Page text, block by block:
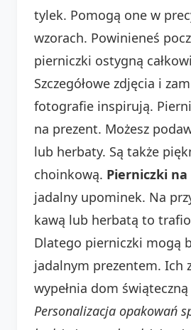
tylek. Pomogą one w
wzorach. Powinieneś
pierniczki ostygną
Szczegółowe zdjęcia i
fotografie inspirują.
na prezent. Możesz
lub herbaty. Są także
choinkową. Pierniczki
jadalny upominek. Na
kawą lub herbatą to
Dlatego pierniczki mogą
jadalnym prezentem. Ich
wypełnia dom
Personalizacja opakowań